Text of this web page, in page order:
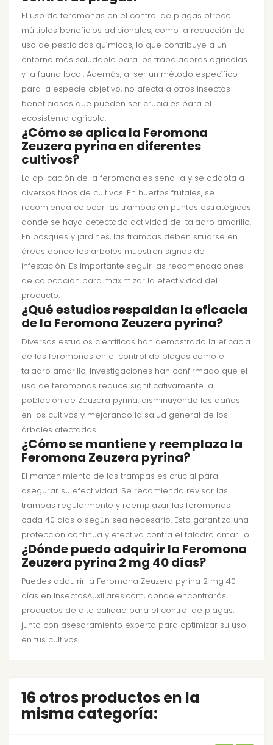
El uso de feromonas en el control de plagas ofrece
múltiples beneficios adicionales, como la reducción del
uso de pesticidas químicos, lo que contribuye a un
entorno más saludable para los trabajadores agrícolas
y la fauna local. Además, al ser un método específico
para la especie objetivo, no afecta a otros insectos
beneficiosos que pueden ser cruciales para el
ecosistema agrícola.
¿Cómo se aplica la Feromona
Zeuzera pyrina en diferentes
cultivos?
La aplicación de la feromona es sencilla y se adapta a
diversos tipos de cultivos. En huertos frutales, se
recomienda colocar las trampas en puntos estratégicos
donde se haya detectado actividad del taladro amarillo.
En bosques y jardines, las trampas deben situarse en
áreas donde los árboles muestren signos de
infestación. Es importante seguir las recomendaciones
de colocación para maximizar la efectividad del
producto.
¿Qué estudios respaldan la eficacia
de la Feromona Zeuzera pyrina?
Diversos estudios científicos han demostrado la eficacia
de las feromonas en el control de plagas como el
taladro amarillo. Investigaciones han confirmado que el
uso de feromonas reduce significativamente la
población de Zeuzera pyrina, disminuyendo los daños
en los cultivos y mejorando la salud general de los
árboles afectados.
¿Cómo se mantiene y reemplaza la
Feromona Zeuzera pyrina?
El mantenimiento de las trampas es crucial para
asegurar su efectividad. Se recomienda revisar las
trampas regularmente y reemplazar las feromonas
cada 40 días o según sea necesario. Esto garantiza una
protección continua y efectiva contra el taladro amarillo.
¿Dónde puedo adquirir la Feromona
Zeuzera pyrina 2 mg 40 días?
Puedes adquirir la Feromona Zeuzera pyrina 2 mg 40
días en InsectosAuxiliares.com, donde encontrarás
productos de alta calidad para el control de plagas,
junto con asesoramiento experto para optimizar su uso
en tus cultivos.
16 otros productos en la
misma categoría: